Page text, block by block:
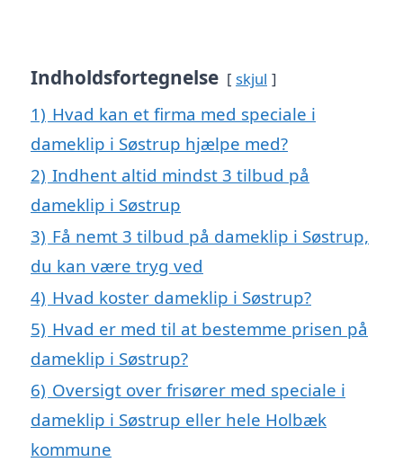
Indholdsfortegnelse skjul
1) Hvad kan et firma med speciale i
dameklip i Søstrup hjælpe med?
2) Indhent altid mindst 3 tilbud på
dameklip i Søstrup
3) Få nemt 3 tilbud på dameklip i Søstrup,
du kan være tryg ved
4) Hvad koster dameklip i Søstrup?
5) Hvad er med til at bestemme prisen på
dameklip i Søstrup?
6) Oversigt over frisører med speciale i
dameklip i Søstrup eller hele Holbæk
kommune